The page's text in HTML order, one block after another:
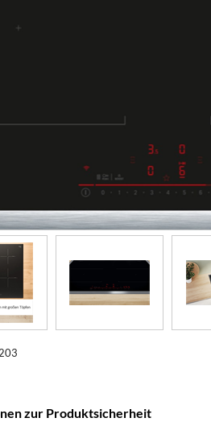
zur Produktsicherheit